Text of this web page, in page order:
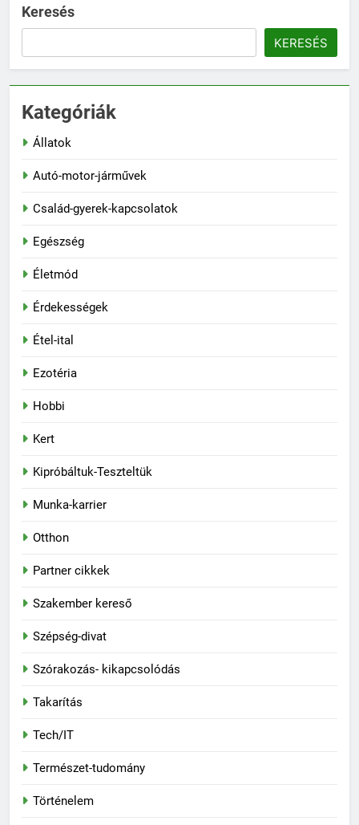
Keresés
KERESÉS
Kategóriák
Állatok
Autó-motor-járművek
Család-gyerek-kapcsolatok
Egészség
Életmód
Érdekességek
Étel-ital
Ezotéria
Hobbi
Kert
Kipróbáltuk-Teszteltük
Munka-karrier
Otthon
Partner cikkek
Szakember kereső
Szépség-divat
Szórakozás- kikapcsolódás
Takarítás
Tech/IT
Természet-tudomány
Történelem